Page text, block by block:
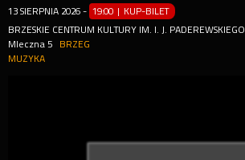
13 SIERPNIA 2026 - 19:00 | KUP-BILET
BRZESKIE CENTRUM KULTURY IM. I. J. PADEREWSKIEGO
Mleczna 5
BRZEG
MUZYKA